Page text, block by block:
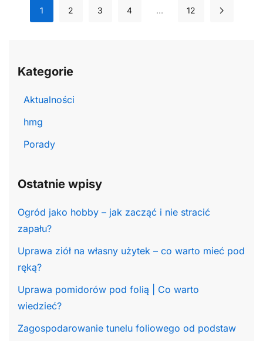
1 2 3 4 … 12
Kategorie
Aktualności
hmg
Porady
Ostatnie wpisy
Ogród jako hobby – jak zacząć i nie stracić
zapału?
Uprawa ziół na własny użytek – co warto mieć pod
ręką?
Uprawa pomidorów pod folią | Co warto
wiedzieć?
Zagospodarowanie tunelu foliowego od podstaw